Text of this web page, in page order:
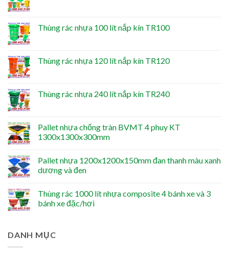
Thùng rác nhựa 100 lít nắp kín TR100
Thùng rác nhựa 120 lít nắp kín TR120
Thùng rác nhựa 240 lít nắp kín TR240
Pallet nhựa chống tràn BVMT 4 phuy KT
1300x1300x300mm
Pallet nhựa 1200x1200x150mm đan thanh màu xanh
dương và đen
Thùng rác 1000 lít nhựa composite 4 bánh xe và 3
bánh xe đặc/hơi
DANH MỤC